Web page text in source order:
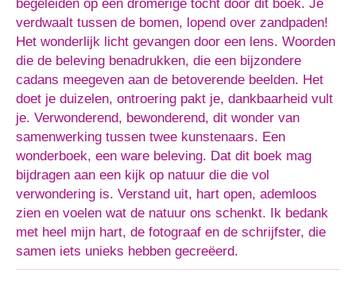
begeleiden op een dromerige tocht door dit boek. Je
verdwaalt tussen de bomen, lopend over zandpaden!
Het wonderlijk licht gevangen door een lens. Woorden
die de beleving benadrukken, die een bijzondere
cadans meegeven aan de betoverende beelden. Het
doet je duizelen, ontroering pakt je, dankbaarheid vult
je. Verwonderend, bewonderend, dit wonder van
samenwerking tussen twee kunstenaars. Een
wonderboek, een ware beleving. Dat dit boek mag
bijdragen aan een kijk op natuur die die vol
verwondering is. Verstand uit, hart open, ademloos
zien en voelen wat de natuur ons schenkt. Ik bedank
met heel mijn hart, de fotograaf en de schrijfster, die
samen iets unieks hebben gecreëerd.